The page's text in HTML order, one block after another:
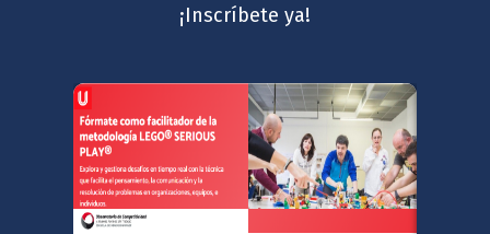
¡Inscríbete ya!